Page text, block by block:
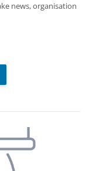
news, organisation